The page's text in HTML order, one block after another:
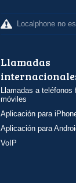
Localphone no
Llamadas
Llamadas a teléfonos
móviles
Aplicación para
Aplicación para
VoIP